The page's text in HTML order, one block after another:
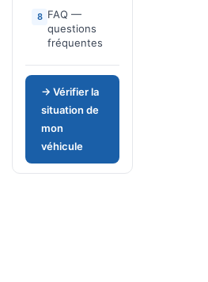
8 FAQ —
questions
fréquentes
→ Vérifier la
situation de
mon
véhicule